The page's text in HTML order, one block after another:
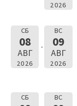
2026
СБ
08
АВГ
2026
ВС
09
АВГ
2026
СБ ВС